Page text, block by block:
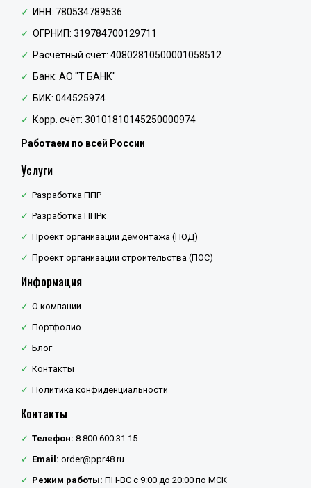
ИНН: 780534789536
ОГРНИП: 319784700129711
Расчётный счёт: 40802810500001058512
Банк: АО "Т БАНК"
БИК: 044525974
Корр. счёт: 30101810145250000974
Работаем по всей России
Услуги
Разработка ППР
Разработка ППРк
Проект организации демонтажа (ПОД)
Проект организации строительства (ПОС)
Информация
О компании
Портфолио
Блог
Контакты
Политика конфиденциальности
Контакты
Телефон: 8 800 600 31 15
Email: order@ppr48.ru
Режим работы: ПН-ВС с 9:00 до 20:00 по МСК